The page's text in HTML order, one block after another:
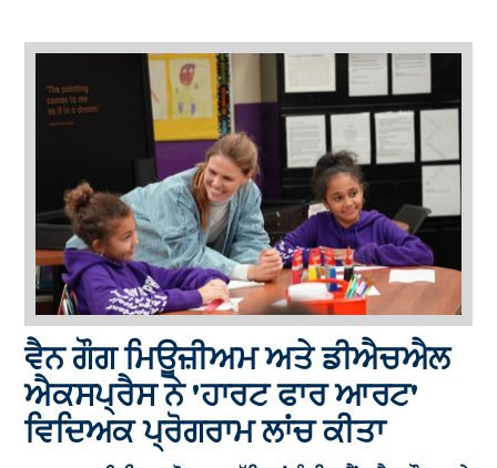
ਵੈਨ ਗੌਗ ਮਿਊਜ਼ੀਅਮ ਅਤੇ ਡੀਐਚਐਲ
ਐਕਸਪ੍ਰੈਸ ਨੇ 'ਹਾਰਟ ਫਾਰ ਆਰਟ'
ਵਿਦਿਅਕ ਪ੍ਰੋਗਰਾਮ ਲਾਂਚ ਕੀਤਾ